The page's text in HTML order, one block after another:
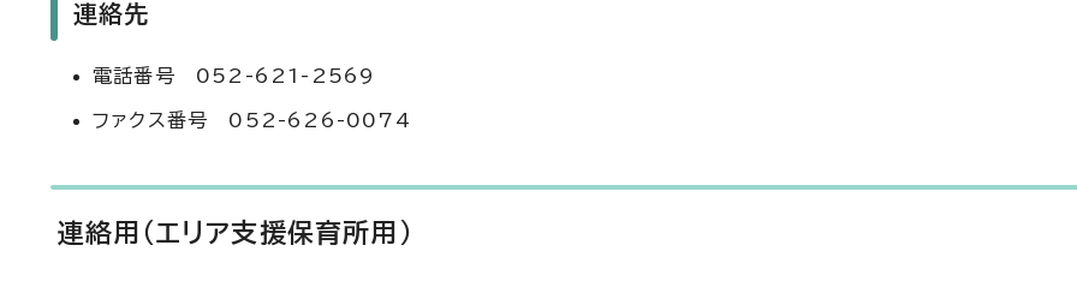
連絡先
電話番号 052-621-2569
ファクス番号 052-626-0074
連絡用（エリア支援保育所用）